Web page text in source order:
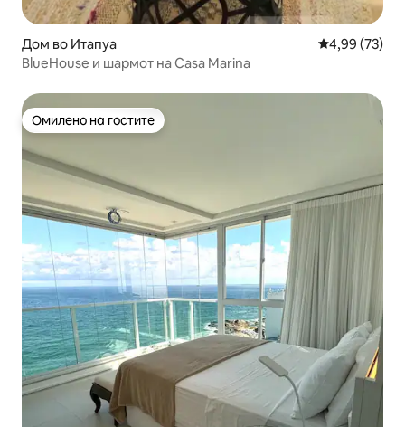
Дом во Итапуа Просечна
4,99 (73)
BlueHouse и шармот на Casa Marina
Омилено на гостите
Омилено на гостите